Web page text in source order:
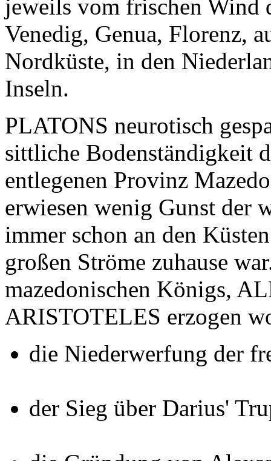
jeweils vom frischen Wind
Venedig, Genua, Florenz,
Nordküste, in den
Inseln.
PLATONS neurotisch
sittliche Bodenständigkeit
entlegenen Provinz
erwiesen wenig Gunst der
immer schon an den
großen Ströme zuhause
mazedonischen Königs,
ARISTOTELES erzogen
die Niederwerfung der
der Sieg über Darius'